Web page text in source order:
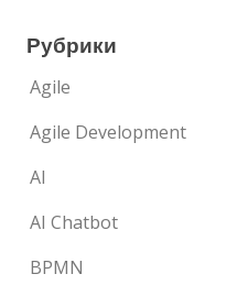
Рубрики
Agile
Agile Development
AI
AI Chatbot
BPMN